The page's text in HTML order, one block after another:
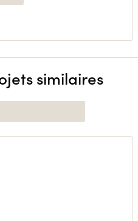
similaires